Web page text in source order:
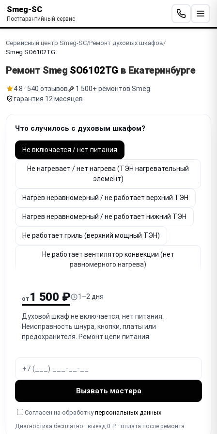
Smeg-SC
Постгарантийный сервис
Сервисный центр Smeg-SC/Ремонт духовых шкафов/
Smeg SO6102TG
Ремонт Smeg SO6102TG в Екатеринбурге
4.8 · 540 отзывов
1 500+ ремонтов Smeg
гарантия 12 месяцев
Что случилось с духовым шкафом?
Не включается / нет питания
Не нагревает / нет нагрева (ТЭН нагревательный
элемент)
Нагрев неравномерный / не работает верхний ТЭН
Нагрев неравномерный / не работает нижний ТЭН
Не работает гриль (верхний мощный ТЭН)
Не работает вентилятор конвекции (нет
равномерного нагрева)
датчик)
Перегрев / аварийное отключение (термозащита)
Не работает таймер / автоотключение / программы
дверца (петли)
Разбито / треснуло стекло дверцы (внутреннее/
наружное)
Износ / повреждение уплотнителя дверцы
(тепловые потери)
от 1 500 ₽ 1–2 дня
Духовой шкаф не включается, нет питания.
Неисправность шнура, кнопки, платы или
предохранителя. Ремонт цепи питания.
Вызвать мастера
Согласен на обработкуперсональных данных
Диагностика бесплатно · выезд 0 ₽ · оплата после ремонта